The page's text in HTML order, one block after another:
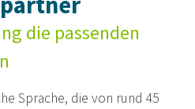
die passenden
Sprache, die von rund 45